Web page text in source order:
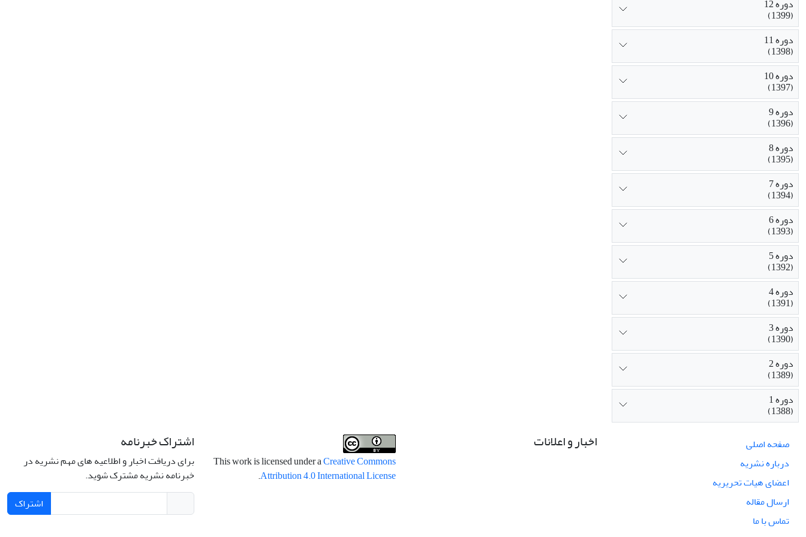
دوره 12
(1399)
دوره 11
(1398)
دوره 10
(1397)
دوره 9
(1396)
دوره 8
(1395)
دوره 7
(1394)
دوره 6
(1393)
دوره 5
(1392)
دوره 4
(1391)
دوره 3
(1390)
دوره 2
(1389)
دوره 1
(1388)
صفحه اصلی
درباره نشریه
اعضای هیات تحریریه
ارسال مقاله
تماس با ما
اخبار و اعلانات
This work is licensed under aCreative Commons
Attribution 4.0 International License
.
اشتراک خبرنامه
برای دریافت اخبار و اطلاعیه های مهم نشریه در
خبرنامه نشریه مشترک شوید.
اشتراک